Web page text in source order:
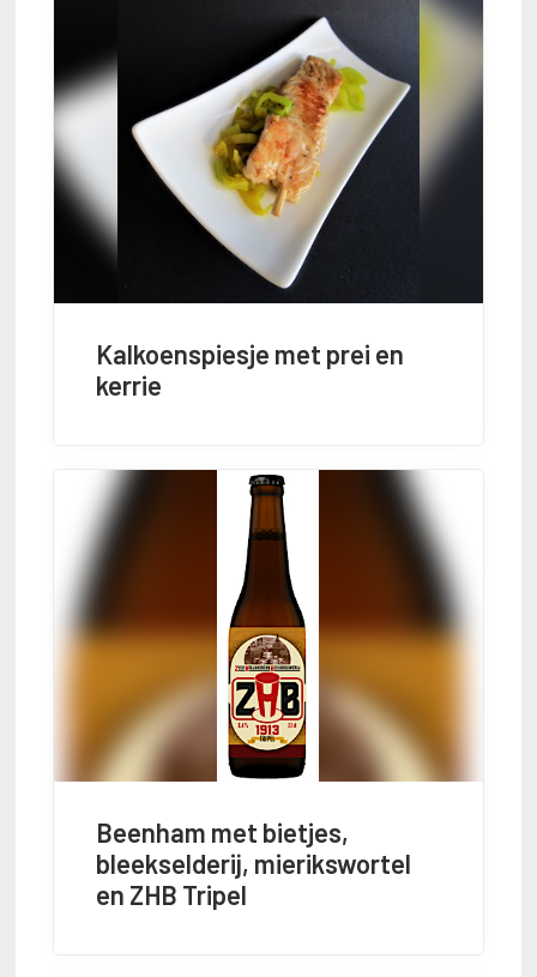
Kalkoenspiesje met prei en
kerrie
Beenham met bietjes,
bleekselderij, mierikswortel
en ZHB Tripel